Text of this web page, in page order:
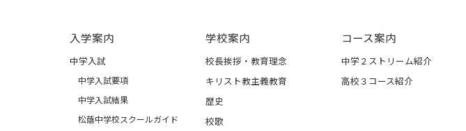
入学案内
中学入試
中学入試要項
中学入試結果
松蔭中学校スクールガイド
学校案内
校長挨拶・教育理念
キリスト教主義教育
歴史
校歌
コース案内
中学２ストリーム紹介
高校３コース紹介